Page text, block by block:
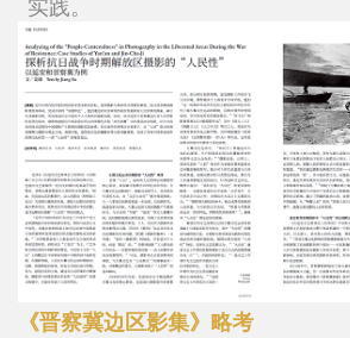
实践。
《晋察冀边区影集》略考